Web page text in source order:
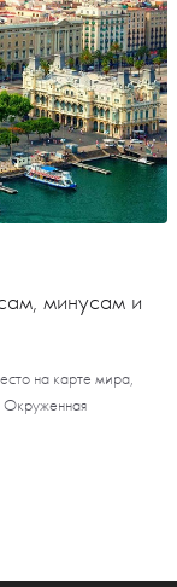
минусам и
на карте мира,
Окруженная